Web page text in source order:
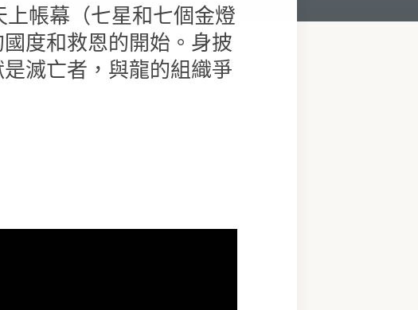
帳幕（七星和七個金燈
度和救恩的開始。身披
滅亡者，與龍的組織爭